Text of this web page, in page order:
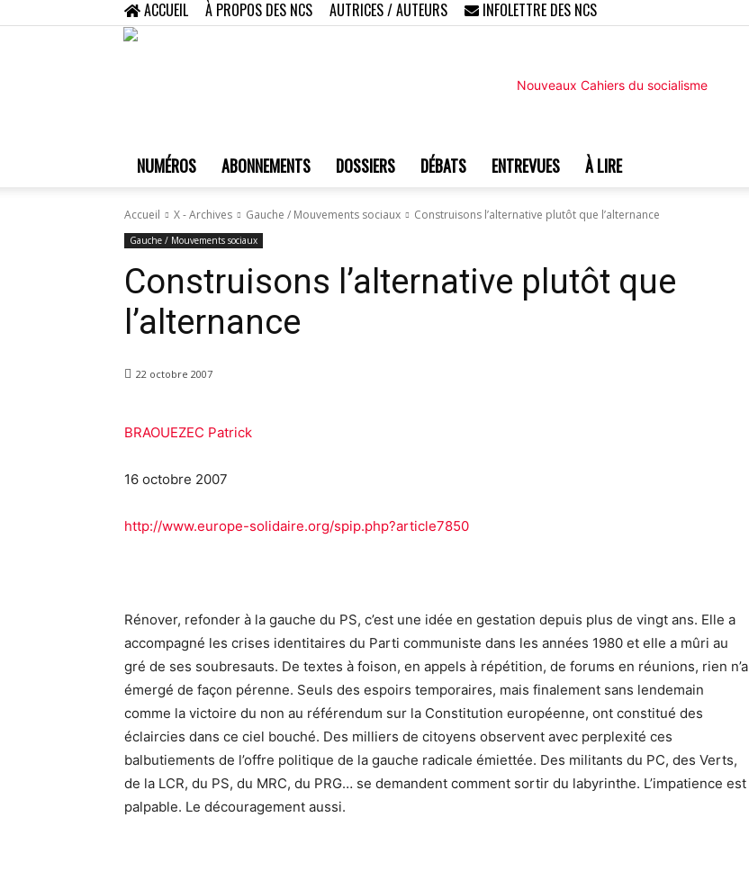
ACCUEIL À PROPOS DES NCS AUTRICES / AUTEURS INFOLETTRE DES NCS
NUMÉROS ABONNEMENTS DOSSIERS DÉBATS ENTREVUES À LIRE
Accueil X - Archives Gauche / Mouvements sociaux Construisons l’alternative plutôt que l’alternance
Gauche / Mouvements sociaux
Construisons l’alternative plutôt que
l’alternance
22 octobre 2007
BRAOUEZEC Patrick
16 octobre 2007
http://www.europe-solidaire.org/spip.php?article7850
Rénover, refonder à la gauche du PS, c’est une idée en gestation depuis plus de vingt ans. Elle a
accompagné les crises identitaires du Parti communiste dans les années 1980 et elle a mûri au
gré de ses soubresauts. De textes à foison, en appels à répétition, de forums en réunions, rien n’a
émergé de façon pérenne. Seuls des espoirs temporaires, mais finalement sans lendemain
comme la victoire du non au référendum sur la Constitution européenne, ont constitué des
éclaircies dans ce ciel bouché. Des milliers de citoyens observent avec perplexité ces
balbutiements de l’offre politique de la gauche radicale émiettée. Des militants du PC, des Verts,
de la LCR, du PS, du MRC, du PRG… se demandent comment sortir du labyrinthe. L’impatience est
palpable. Le découragement aussi.